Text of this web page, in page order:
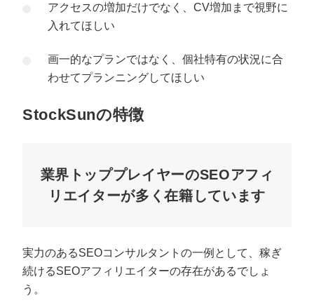
アクセスの増加だけでなく、CV増加まで視野に
入れてほしい
画一的なプランではなく、個社特有の状況に合
わせてプランニングしてほしい
StockSunの特徴
業界トッププレイヤーのSEOアフィ
リエイターが多く在籍しています
実力のあるSEOコンサルタントの一例として、稼ぎ
続けるSEOアフィリエイターの存在があるでしょ
う。